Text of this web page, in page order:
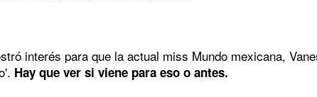
interés para que la actual miss Mundo mexicana,
Hay que ver si viene para eso o antes.